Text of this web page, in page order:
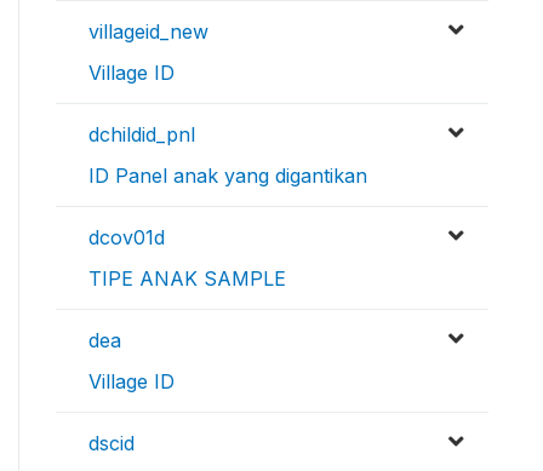
villageid_new
Village ID
dchildid_pnl
ID Panel anak yang digantikan
dcov01d
TIPE ANAK SAMPLE
dea
Village ID
dscid